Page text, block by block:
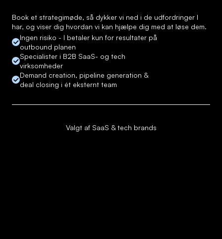
Norden.
Book et strategimøde, så dykker vi ned i de udfordringer I
har, og viser dig hvordan vi kan hjælpe dig med at løse dem.
Ingen risiko - I betaler kun for resultater på
outbound planen
Specialister i B2B SaaS- og tech
virksomheder
Demand creation, pipeline generation &
deal closing i ét eksternt team
Valgt af SaaS & tech brands